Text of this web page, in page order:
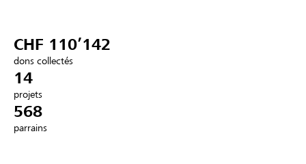
Se connecter
CHF 110’142
dons collectés
14
projets
568
parrains